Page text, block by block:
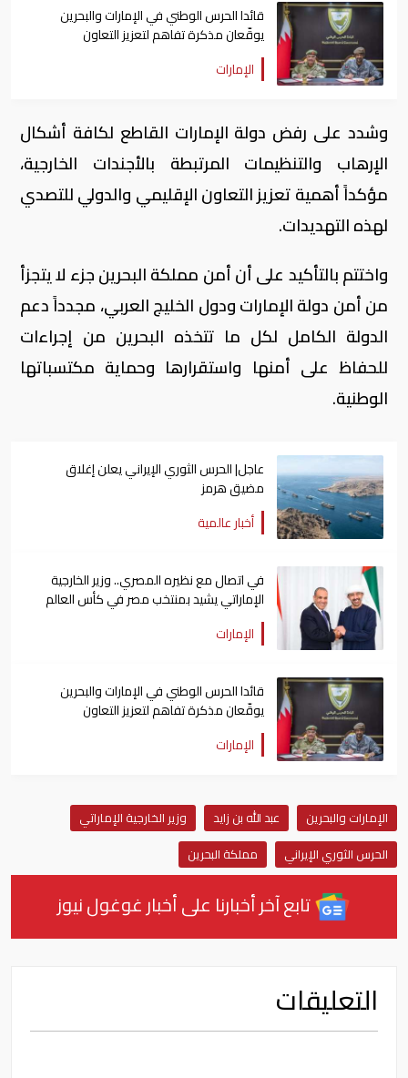
قائدا الحرس الوطني في الإمارات والبحرين
يوقّعان مذكرة تفاهم لتعزيز التعاون
الإمارات
وشدد على رفض دولة الإمارات القاطع لكافة أشكال
الإرهاب والتنظيمات المرتبطة بالأجندات الخارجية،
مؤكداً أهمية تعزيز التعاون الإقليمي والدولي للتصدي
لهذه التهديدات.
واختتم بالتأكيد على أن أمن مملكة البحرين جزء لا يتجزأ
من أمن دولة الإمارات ودول الخليج العربي، مجدداً دعم
الدولة الكامل لكل ما تتخذه البحرين من إجراءات
للحفاظ على أمنها واستقرارها وحماية مكتسباتها
الوطنية.
عاجل| الحرس الثوري الإيراني يعلن إغلاق
مضيق هرمز
أخبار عالمية
في اتصال مع نظيره المصري.. وزير الخارجية
الإماراتي يشيد بمنتخب مصر في كأس العالم
الإمارات
قائدا الحرس الوطني في الإمارات والبحرين
يوقّعان مذكرة تفاهم لتعزيز التعاون
الإمارات
الإمارات والبحرين عبد الله بن زايد
وزير الخارجية الإماراتي
الحرس الثوري الإيراني
مملكة البحرين
تابع آخر أخبارنا على أخبار غوغول نيوز
التعليقات